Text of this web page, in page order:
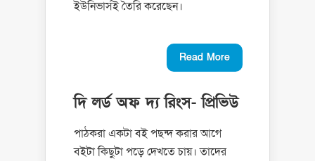
ইউনিভার্সই তৈরি করেছেন।
Read More
দি লর্ড অফ দ্য রিংস- প্রিভিউ
পাঠকরা একটা বই পছন্দ করার আগে
বইটা কিছুটা পড়ে দেখতে চায়। তাদের